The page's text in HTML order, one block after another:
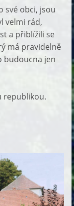
své obci, jsou
velmi rád,
a přiblížili se
má pravidelně
budoucna jen
republikou.